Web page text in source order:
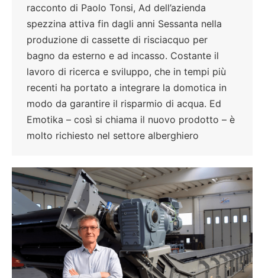
racconto di Paolo Tonsi, Ad dell’azienda
spezzina attiva fin dagli anni Sessanta nella
produzione di cassette di risciacquo per
bagno da esterno e ad incasso. Costante il
lavoro di ricerca e sviluppo, che in tempi più
recenti ha portato a integrare la domotica in
modo da garantire il risparmio di acqua. Ed
Emotika – così si chiama il nuovo prodotto – è
molto richiesto nel settore alberghiero